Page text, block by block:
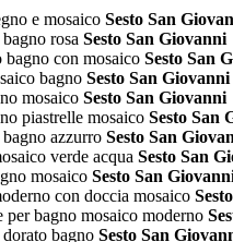
e mosaico Sesto San
rosa Sesto San Giovanni
bagno con mosaico Sesto San
bagno Sesto San Giovanni
mosaico Sesto San Giovanni
piastrelle mosaico Sesto San
azzurro Sesto San
verde acqua Sesto San
mosaico Sesto San
con doccia mosaico
per bagno mosaico moderno
bagno Sesto San